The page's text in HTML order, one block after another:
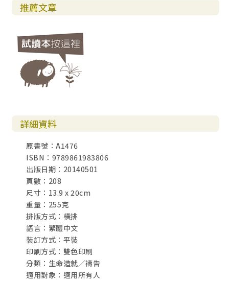
推薦文章
詳細資料
原書號：A1476
ISBN：9789861983806
出版日期：20140501
頁數：208
尺寸：13.9 x 20cm
重量：255克
排版方式：橫排
語言：繁體中文
裝訂方式：平裝
印刷方式：雙色印刷
分類：生命造就／禱告
適用對象：適用所有人